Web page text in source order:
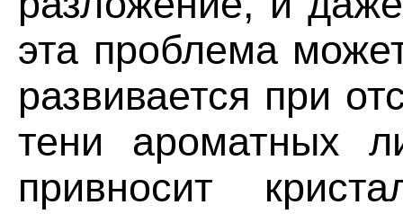
эта проблема
развивается при
тени ароматных
привносит